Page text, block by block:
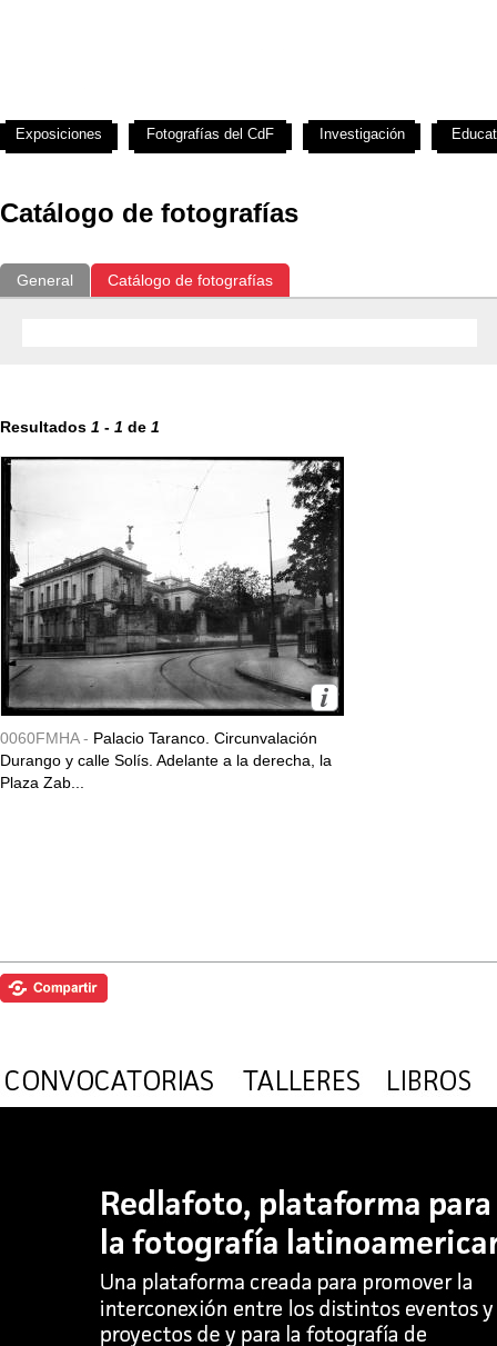
Catálogo de fotografías
General Catálogo de fotografías
Resultados 1 - 1 de 1
0060FMHA - Palacio Taranco. Circunvalación
Durango y calle Solís. Adelante a la derecha, la
Plaza Zab...
Exposiciones Fotografías del CdF Investigación